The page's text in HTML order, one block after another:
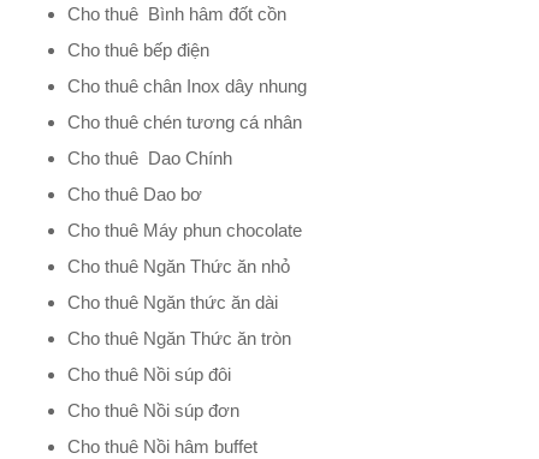
Cho thuê Bình hâm đốt cồn
Cho thuê bếp điện
Cho thuê chân Inox dây nhung
Cho thuê chén tương cá nhân
Cho thuê Dao Chính
Cho thuê Dao bơ
Cho thuê Máy phun chocolate
Cho thuê Ngăn Thức ăn nhỏ
Cho thuê Ngăn thức ăn dài
Cho thuê Ngăn Thức ăn tròn
Cho thuê Nồi súp đôi
Cho thuê Nồi súp đơn
Cho thuê Nồi hâm buffet